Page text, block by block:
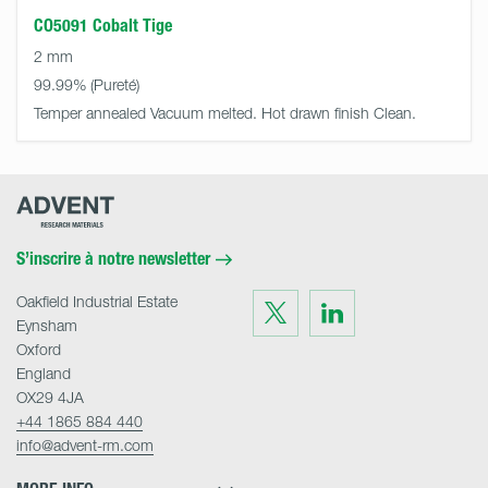
CO5091 Cobalt Tige
2 mm
99.99%
Temper annealed Vacuum melted. Hot drawn finish Clean.
Advent
S’inscrire à notre newsletter
Visit
us
on
Twitter
Visit
on
LinkedIn
Oakfield Industrial Estate
Eynsham
Oxford
England
OX29 4JA
+44 1865 884 440
info@advent-rm.com